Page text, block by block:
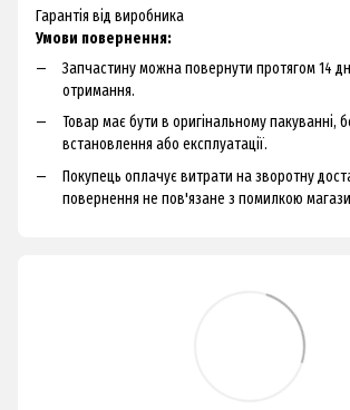
Гарантія від виробника
Умови повернення:
Запчастину можна повернути протягом 14
отримання.
Товар має бути в оригінальному пакуванні,
встановлення або експлуатації.
Покупець оплачує витрати на зворотну
повернення не пов'язане з помилкою